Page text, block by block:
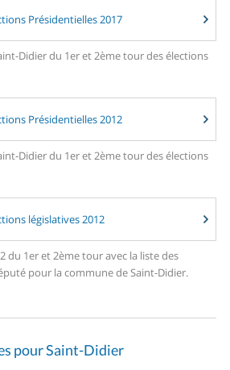
Présidentielles 2017
Didier du 1er et 2ème tour des élections
Présidentielles 2012
Didier du 1er et 2ème tour des élections
législatives 2012
du 1er et 2ème tour avec la liste des
pour la commune de Saint-Didier.
pour Saint-Didier